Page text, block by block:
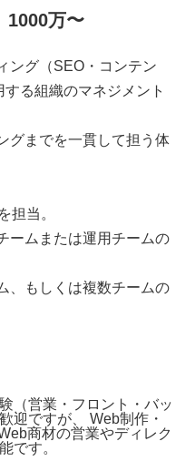
1000万〜
ング（SEO・コンテン
る組織のマネジメント
グまでを一貫して担う体
担当。
ームまたは運用チームの
、もしくは複数チームの
（営業・フロント・バッ
迎ですが、 Web制作・
商材の営業やディレク
です。